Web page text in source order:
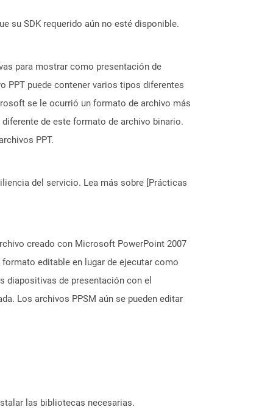
su SDK requerido aún no esté disponible.
para mostrar como presentación de
PPT puede contener varios tipos diferentes
se le ocurrió un formato de archivo más
diferente de este formato de archivo binario.
PPT.
del servicio. Lea más sobre [Prácticas
creado con Microsoft PowerPoint 2007
editable en lugar de ejecutar como
diapositivas de presentación con el
Los archivos PPSM aún se pueden editar
las bibliotecas necesarias.